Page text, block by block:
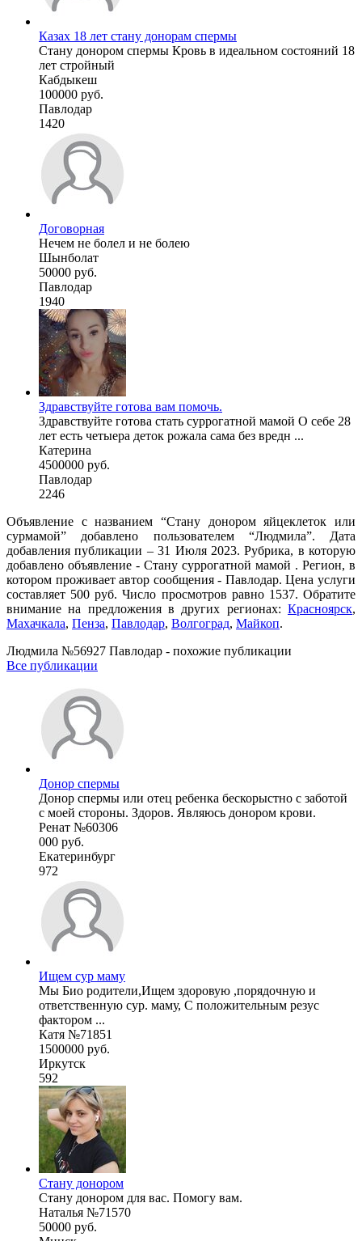
Казах 18 лет стану донорам спермы
Стану донором спермы Кровь в идеальном состояний 18
лет стройный
Кабдыкеш
100000 руб.
Павлодар
1420
Договорная
Нечем не болел и не болею
Шынболат
50000 руб.
Павлодар
1940
Здравствуйте готова вам помочь.
Здравствуйте готова стать суррогатной мамой О себе 28
лет есть четыера деток рожала сама без вредн ...
Катерина
4500000 руб.
Павлодар
2246
Объявление с названием “Стану донором яйцеклеток или
сурмамой” добавлено пользователем “Людмила”. Дата
добавления публикации – 31 Июля 2023. Рубрика, в которую
добавлено объявление - Cтану суррогатной мамой . Регион, в
котором проживает автор сообщения - Павлодар. Цена услуги
составляет 500 руб. Число просмотров равно 1537. Обратите
внимание на предложения в других регионах: Красноярск,
Махачкала, Пенза, Павлодар, Волгоград, Майкоп.
Людмила №56927 Павлодар - похожие публикации
Все публикации
Донор спермы
Донор спермы или отец ребенка бескорыстно с заботой
с моей стороны. Здоров. Являюсь донором крови.
Ренат №60306
000 руб.
Екатеринбург
972
Ищем сур маму
Мы Био родители,Ищем здоровую ,порядочную и
ответственную сур. маму, С положительным резус
фактором ...
Катя №71851
1500000 руб.
Иркутск
592
Стану донором
Стану донором для вас. Помогу вам.
Наталья №71570
50000 руб.